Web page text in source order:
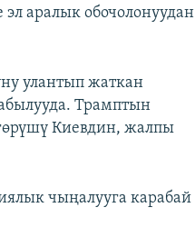
аралык обочолонуудан
улантып жаткан
Трамптын
Киевдин, жалпы
чыңалууга карабай